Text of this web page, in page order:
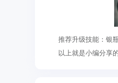
推荐升级技能：银瓶
以上就是小编分享的